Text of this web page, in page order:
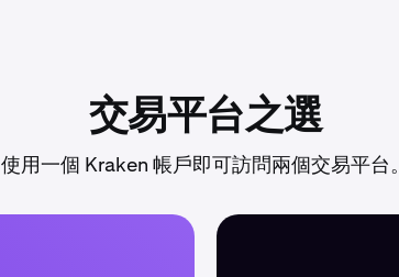
交易平台之選
使用一個 Kraken 帳戶即可訪問兩個交易平台。